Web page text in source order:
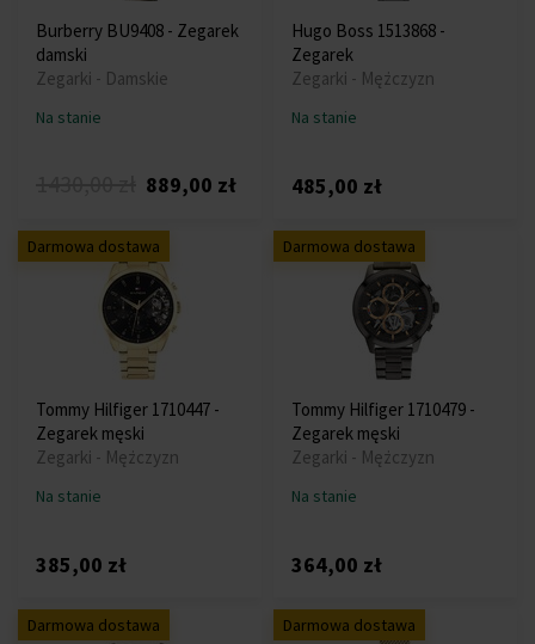
Burberry BU9408 - Zegarek
damski
Zegarki - Damskie
Na stanie
889,00 zł
Hugo Boss 1513868 -
Zegarek
Zegarki - Mężczyzn
Na stanie
485,00 zł
Darmowa dostawa
Tommy Hilfiger 1710447 -
Zegarek męski
Zegarki - Mężczyzn
Na stanie
385,00 zł
Darmowa dostawa
Tommy Hilfiger 1710479 -
Zegarek męski
Zegarki - Mężczyzn
Na stanie
364,00 zł
Darmowa dostawa Darmowa dostawa